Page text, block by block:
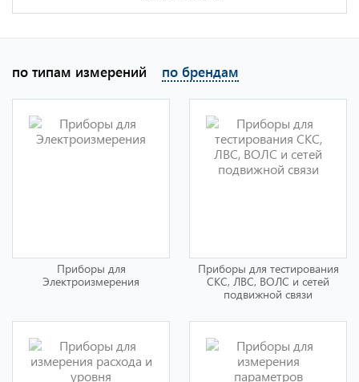
по типам измерений по брендам
Приборы для
Электроизмерения
Приборы для тестирования
СКС, ЛВС, ВОЛС и сетей
подвижной связи